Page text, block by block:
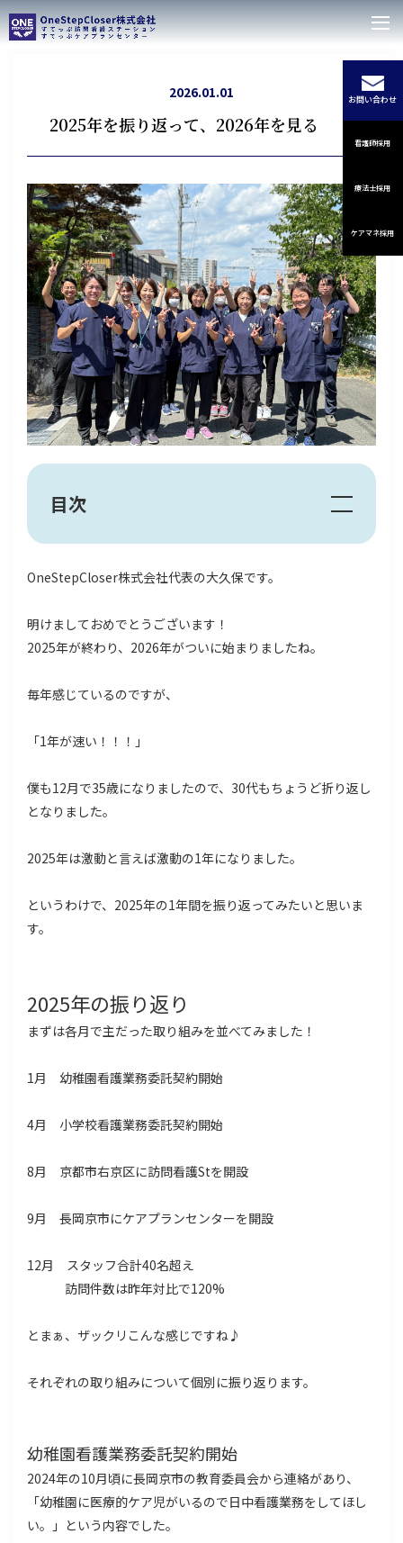
お問い合わせ
看護師採用
療法士採用
ケアマネ採用
2026.01.01
2025年を振り返って、2026年を見る
目次
OneStepCloser株式会社代表の大久保です。
明けましておめでとうございます！
2025年が終わり、2026年がついに始まりましたね。
毎年感じているのですが、
「1年が速い！！！」
僕も12月で35歳になりましたので、30代もちょうど折り返し
となりました。
2025年は激動と言えば激動の1年になりました。
というわけで、2025年の1年間を振り返ってみたいと思いま
す。
2025年の振り返り
まずは各月で主だった取り組みを並べてみました！
1月 幼稚園看護業務委託契約開始
4月 小学校看護業務委託契約開始
8月 京都市右京区に訪問看護Stを開設
9月 長岡京市にケアプランセンターを開設
12月 スタッフ合計40名超え
訪問件数は昨年対比で120%
とまぁ、ザックリこんな感じですね♪
それぞれの取り組みについて個別に振り返ります。
幼稚園看護業務委託契約開始
2024年の10月頃に長岡京市の教育委員会から連絡があり、
「幼稚園に医療的ケア児がいるので日中看護業務をしてほし
い。」という内容でした。